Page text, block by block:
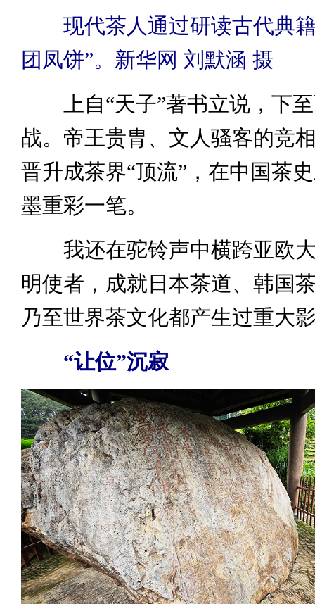
现代茶人通过研读古代典
团凤饼”。新华网 刘默涵 摄
上自“天子”著书立说，下至
战。帝王贵胄、文人骚客的竞
晋升成茶界“顶流”，在中国茶
墨重彩一笔。
我还在驼铃声中横跨亚欧大
明使者，成就日本茶道、韩国
乃至世界茶文化都产生过重大
“让位”沉寂